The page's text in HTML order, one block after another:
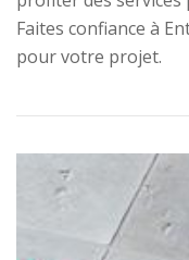
Faites confiance à
pour votre projet.